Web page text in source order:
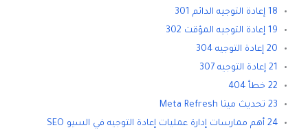
18 إعادة التوجيه الدائم 301
19 إعادة التوجيه المؤقت 302
20 إعادة التوجيه 304
21 إعادة التوجيه 307
22 خطأ 404
23 تحديث ميتا Meta Refresh
24 أهم ممارسات إدارة عمليات إعادة التوجيه في السيو SEO